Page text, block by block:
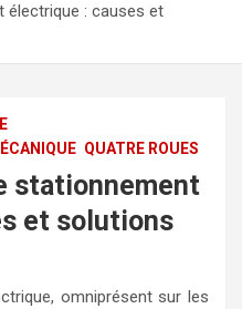
électrique : causes et
QUATRE ROUES
stationnement
et solutions
omniprésent sur les